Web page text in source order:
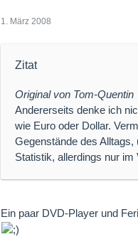
1. März 2008
Zitat
Original von Tom-Quentin
Andererseits denke ich
wie Euro oder Dollar.
Gegenstände des
Statistik, allerdings nur
Ein paar DVD-Player und